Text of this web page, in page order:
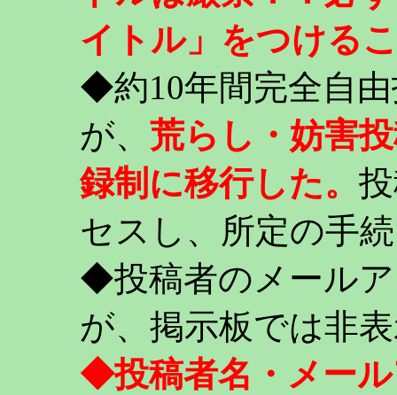
イトル」をつける
◆約10年間完全自
が、 荒らし・妨害
録制に移行した。
セスし、所定の手
◆投稿者のメール
が、掲示板では非
◆投稿者名・メー